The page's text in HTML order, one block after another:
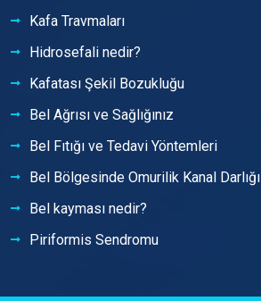
Kafa Travmaları
Hidrosefali nedir?
Kafatası Şekil Bozukluğu
Bel Ağrısı ve Sağlığınız
Bel Fıtığı ve Tedavi Yöntemleri
Bel Bölgesinde Omurilik Kanal Darlığı
Bel kayması nedir?
Piriformis Sendromu